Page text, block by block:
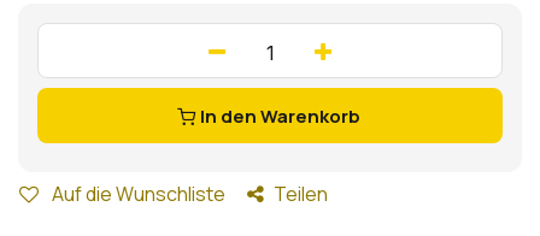
In den Warenkorb
Auf die Wunschliste Teilen